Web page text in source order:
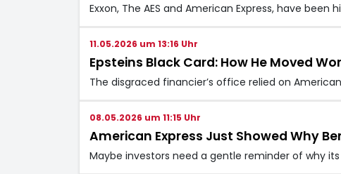
Exxon, The AES and American Express, have
11.05.2026 um 13:16 Uhr
Epsteins Black Card: How He Moved
The disgraced financier’s office relied on
08.05.2026 um 11:15 Uhr
American Express Just Showed Why
Maybe investors need a gentle reminder of why